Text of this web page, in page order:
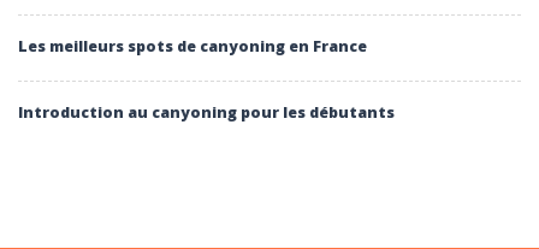
Les meilleurs spots de canyoning en France
Introduction au canyoning pour les débutants